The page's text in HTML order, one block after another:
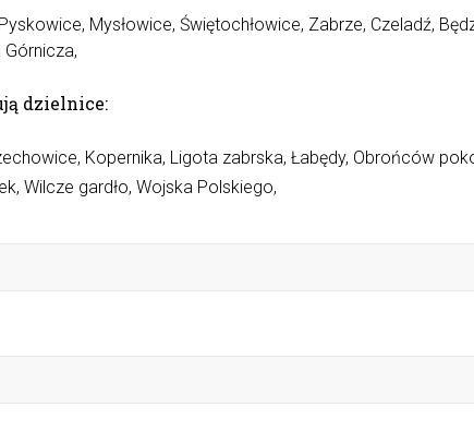
Mysłowice, Świętochłowice, Zabrze, Czeladź,
Górnicza,
dzielnice:
Kopernika, Ligota zabrska, Łabędy, Obrońców
Wilcze gardło, Wojska Polskiego,